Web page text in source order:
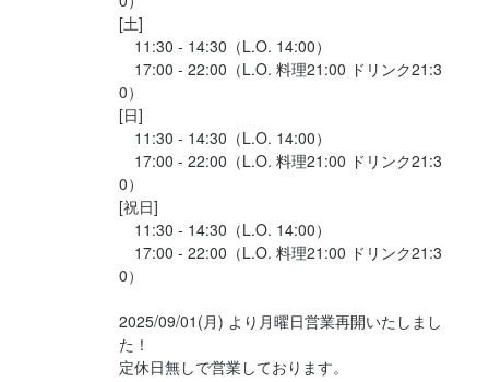
[土]
11:30 - 14:30（L.O. 14:00）
17:00 - 22:00（L.O. 料理21:00 ドリンク21:3
0）
[日]
11:30 - 14:30（L.O. 14:00）
17:00 - 22:00（L.O. 料理21:00 ドリンク21:3
0）
[祝日]
11:30 - 14:30（L.O. 14:00）
17:00 - 22:00（L.O. 料理21:00 ドリンク21:3
0）
2025/09/01(月) より月曜日営業再開いたしまし
た！
定休日無しで営業しております。